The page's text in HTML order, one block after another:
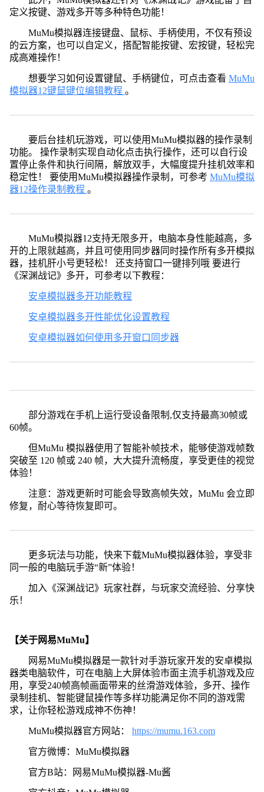
定义按键、游戏多开等多种特色功能！
MuMu模拟器连接键盘、鼠标、手柄使用，不仅有预设
的云方案，也可以自定义，搭配智能按键、宏按键，轻松完
成高难操作！
想要学习如何设置键鼠、手柄键位，可点击查看 MuMu
模拟器12键鼠键位编辑教程 。
要后台挂机玩游戏，可以使用MuMu模拟器的操作录制
功能。 操作录制实现自动化点击执行操作，还可以自行设
置停止条件和执行间隔，解放双手，大幅度提升挂机效率和
稳定性！ 要使用MuMu模拟器操作录制，可参考 MuMu模拟
器12操作录制教程 。
MuMu模拟器12支持无限多开，电脑本身性能越高，多
开的上限就越高，并且可使用同步器同时操作所有多开模拟
器，挂机肝小号更轻松！ 还支持窗口一键排列哦 要进行
《深渊战记》多开，可参考以下教程：
安卓模拟器多开功能教程
安卓模拟器多开性能优化设置教程
安卓模拟器如何使用多开窗口同步器
部分游戏在手机上运行受设备限制,仅支持最高30帧或
60帧。
但MuMu 模拟器使用了智能补帧技术，能够使游戏帧数
突破至 120 帧或 240 帧，大大提升流畅度，享受更佳的视觉
体验！
注意：游戏更新时可能会导致高帧失效，MuMu 会立即
修复，耐心等待恢复即可。
更多玩法与功能，快来下载MuMu模拟器体验，享受非
同一般的电脑玩手游“新”体验！
加入《深渊战记》玩家社群，与玩家交流经验、分享快
乐！
【关于网易MuMu】
网易MuMu模拟器是一款针对手游玩家开发的安卓模拟
器类电脑软件，可在电脑上大屏体验市面主流手机游戏及应
用，享受240帧高帧画面带来的丝滑游戏体验，多开、操作
录制挂机、智能键鼠操作等多样功能满足你不同的游戏需
求，让你轻松游戏成神不伤神！
MuMu模拟器官方网站： https://mumu.163.com
官方微博：MuMu模拟器
官方B站：网易MuMu模拟器-Mu酱